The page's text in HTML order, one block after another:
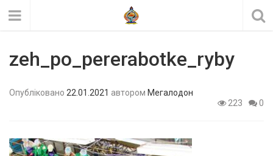
zeh_po_pererabotke_ryby
Опубліковано 22.01.2021 автором Мегалодон
223
0